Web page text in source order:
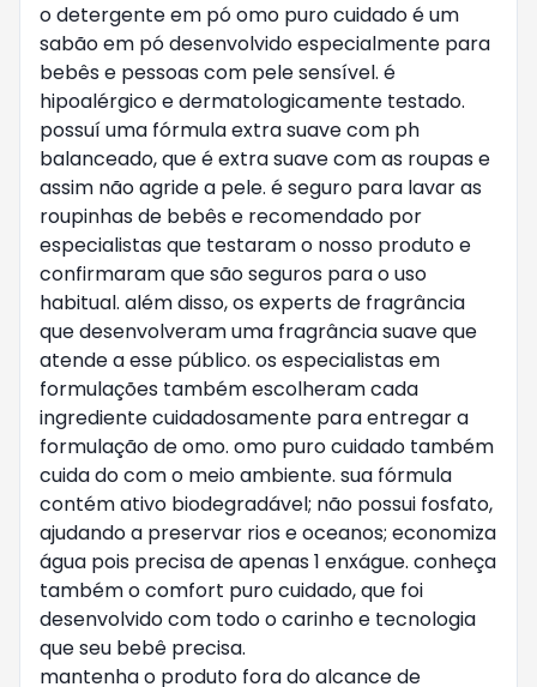
o detergente em pó omo puro cuidado é um
sabão em pó desenvolvido especialmente para
bebês e pessoas com pele sensível. é
hipoalérgico e dermatologicamente testado.
possuí uma fórmula extra suave com ph
balanceado, que é extra suave com as roupas e
assim não agride a pele. é seguro para lavar as
roupinhas de bebês e recomendado por
especialistas que testaram o nosso produto e
confirmaram que são seguros para o uso
habitual. além disso, os experts de fragrância
que desenvolveram uma fragrância suave que
atende a esse público. os especialistas em
formulações também escolheram cada
ingrediente cuidadosamente para entregar a
formulação de omo. omo puro cuidado também
cuida do com o meio ambiente. sua fórmula
contém ativo biodegradável; não possui fosfato,
ajudando a preservar rios e oceanos; economiza
água pois precisa de apenas 1 enxágue. conheça
também o comfort puro cuidado, que foi
desenvolvido com todo o carinho e tecnologia
que seu bebê precisa.
mantenha o produto fora do alcance de